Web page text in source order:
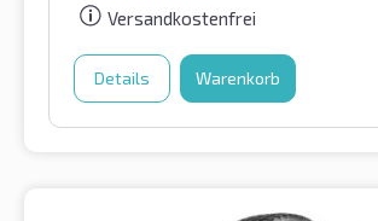
Versandkostenfrei
Details Warenkorb